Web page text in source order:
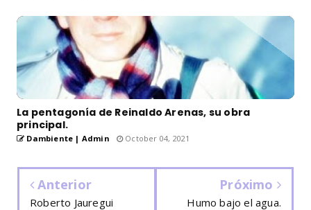
La pentagonía de Reinaldo Arenas, su obra
principal.
Dambiente | Admin October 04, 2021
Anterior
Roberto Jauregui
Próximo
Humo bajo el agua.